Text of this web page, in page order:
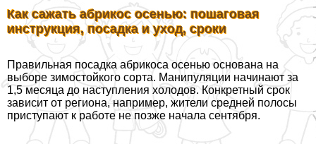
Как сажать абрикос осенью: пошаговая
инструкция, посадка и уход, сроки
Правильная посадка абрикоса осенью основана на
выборе зимостойкого сорта. Манипуляции начинают за
1,5 месяца до наступления холодов. Конкретный срок
зависит от региона, например, жители средней полосы
приступают к работе не позже начала сентября.